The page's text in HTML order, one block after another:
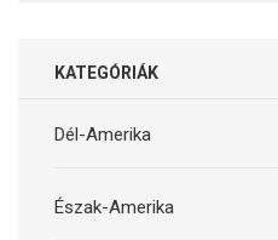
KATEGÓRIÁK
Dél-Amerika
Észak-Amerika